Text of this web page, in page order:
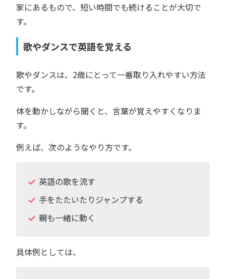
家にあるもので、短い時間でも続けることが大切で
す。
歌やダンスで英語を覚える
歌やダンスは、2歳にとって一番取り入れやすい方法
です。
体を動かしながら聞くと、言葉が覚えやすくなりま
す。
例えば、次のようなやり方です。
英語の歌を流す
手をたたいたりジャンプする
親も一緒に動く
具体例としては、